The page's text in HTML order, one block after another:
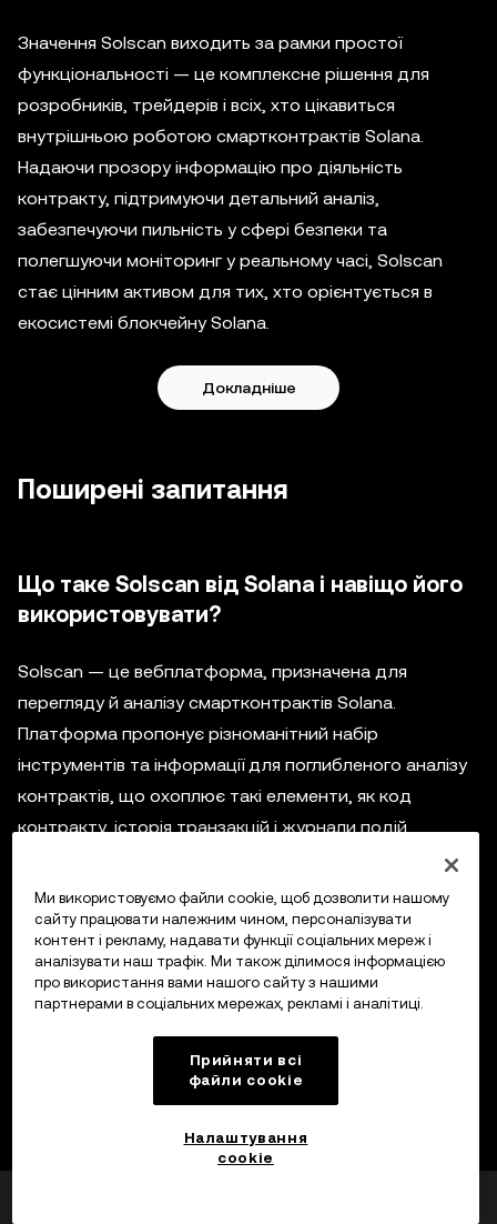
Значення Solscan виходить за рамки простої
функціональності — це комплексне рішення для
розробників, трейдерів і всіх, хто цікавиться
внутрішньою роботою смартконтрактів Solana.
Надаючи прозору інформацію про діяльність
контракту, підтримуючи детальний аналіз,
забезпечуючи пильність у сфері безпеки та
полегшуючи моніторинг у реальному часі, Solscan
стає цінним активом для тих, хто орієнтується в
екосистемі блокчейну Solana.
Докладніше
Поширені запитання
Що таке Solscan від Solana і навіщо його
використовувати?
Solscan — це вебплатформа, призначена для
перегляду й аналізу смартконтрактів Solana.
Платформа пропонує різноманітний набір
інструментів та інформації для поглибленого аналізу
контрактів, що охоплює такі елементи, як код
контракту, історія транзакцій і журнали подій.
Користувачі можуть шукати конкретні контракти за
його адресою чи назвою та отримувати інформацію
про баланс SOL і холдерів токенів, пов’язаних із
контрактом. Водночас Solscan відіграє ключову роль
у виявленні потенційних вразливостей системи
безпеки та забезпечує моніторинг дій
смартконтрактів у режимі реального часу.
Як переглянути TXN на Solscan?
Ми використовуємо файли cookie, щоб дозволити нашому
сайту працювати належним чином, персоналізувати
контент і рекламу, надавати функції соціальних мереж і
аналізувати наш трафік. Ми також ділимося інформацією
про використання вами нашого сайту з нашими
партнерами в соціальних мережах, рекламі і аналітиці.
Прийняти всі
файли сookie
Налаштування
cookie